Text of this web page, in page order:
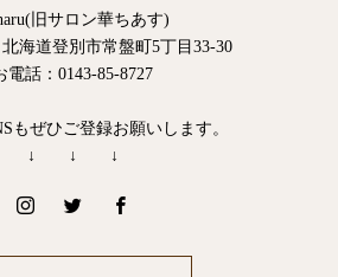
旧サロン華ちあす)
北海道登別市常盤町5丁目33-30
電話：0143-85-8727
もぜひご登録お願いします。
↓ ↓ ↓